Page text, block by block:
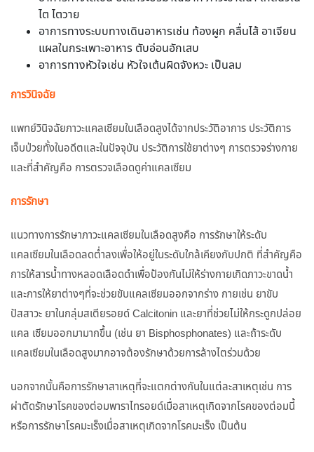
ไต ไตวาย
อาการทางระบบทางเดินอาหารเช่น ท้องผูก คลื่นไส้ อาเจียน
แผลในกระเพาะอาหาร ตับอ่อนอักเสบ
อาการทางหัวใจเช่น หัวใจเต้นผิดจังหวะ เป็นลม
การวินิจฉัย
แพทย์วินิจฉัยภาวะแคลเซียมในเลือดสูงได้จากประวัติอาการ ประวัติการ
เจ็บป่วยทั้งในอดีตและในปัจจุบัน ประวัติการใช้ยาต่างๆ การตรวจร่างกาย
และที่สำคัญคือ การตรวจเลือดดูค่าแคลเซียม
การรักษา
แนวทางการรักษาภาวะแคลเซียมในเลือดสูงคือ การรักษาให้ระดับ
แคลเซียมในเลือดลดต่ำลงเพื่อให้อยู่ในระดับใกล้เคียงกับปกติ ที่สำคัญคือ
การให้สารน้ำทางหลอดเลือดดำเพื่อป้องกันไม่ให้ร่างกายเกิดภาวะขาดน้ำ
และการให้ยาต่างๆที่จะช่วยขับแคลเซียมออกจากร่าง กายเช่น ยาขับ
ปัสสาวะ ยาในกลุ่มสเตียรอยด์ Calcitonin และยาที่ช่วยไม่ให้กระดูกปล่อย
แคล เซียมออกมามากขึ้น (เช่น ยา Bisphosphonates) และถ้าระดับ
แคลเซียมในเลือดสูงมากอาจต้องรักษาด้วยการล้างไตร่วมด้วย
นอกจากนั้นคือการรักษาสาเหตุที่จะแตกต่างกันในแต่ละสาเหตุเช่น การ
ผ่าตัดรักษาโรคของต่อมพาราไทรอยด์เมื่อสาเหตุเกิดจากโรคของต่อมนี้
หรือการรักษาโรคมะเร็งเมื่อสาเหตุเกิดจากโรคมะเร็ง เป็นต้น